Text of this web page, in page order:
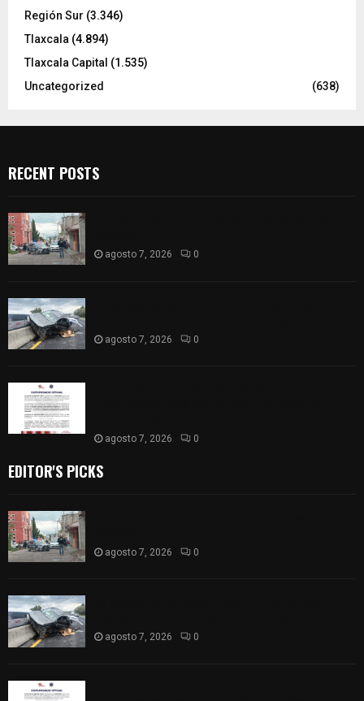
Región Sur (3.346)
Tlaxcala (4.894)
Tlaxcala Capital (1.535)
Uncategorized
(638)
RECENT POSTS
agosto 7, 2026 0
agosto 7, 2026 0
agosto 7, 2026 0
EDITOR'S PICKS
agosto 7, 2026 0
agosto 7, 2026 0